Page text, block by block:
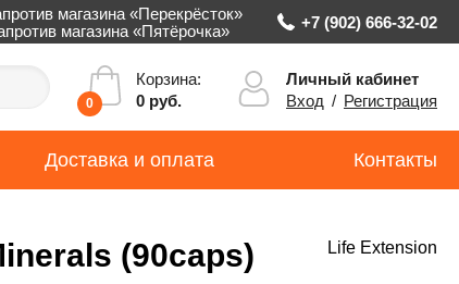
магазина «Перекрёсток»
магазина «Пятёрочка»
+7 (902) 666-32-02
0
Корзина:
0 руб.
Личный кабинет
Вход / Регистрация
Доставка и оплата Контакты
(90caps) Life Extension